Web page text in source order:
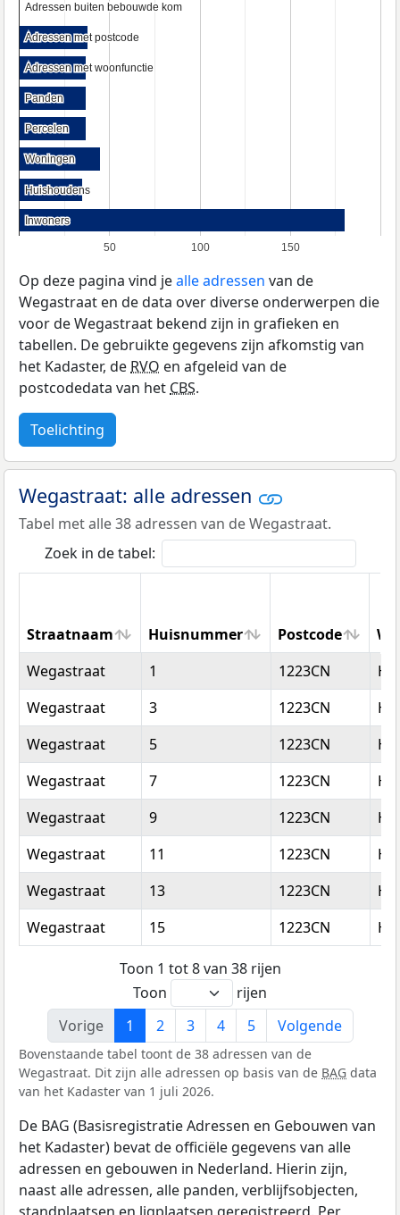
50 100 150
Adressen buiten bebouwde kom
Adressen buiten bebouwde kom
Adressen met postcode
Adressen met postcode
Adressen met woonfunctie
Adressen met woonfunctie
Panden
Panden
Percelen
Percelen
Woningen
Woningen
Huishoudens
Huishoudens
Inwoners
Inwoners
Op deze pagina vind jealle adressen van de
Wegastraat en de data over diverse onderwerpen die
voor de Wegastraat bekend zijn in grafieken en
tabellen. De gebruikte gegevens zijn afkomstig van
het Kadaster, deRVO en afgeleid van de
postcodedata van hetCBS.
Toelichting
Wegastraat: alle adressen
Tabel met alle 38 adressen van de Wegastraat.
Zoek in de tabel:
Straatnaam Huisnummer Postcode
Straatnaam
Huisnummer Postcode
Wegastraat 1 1223CN
Wegastraat
3 1223CN
Wegastraat
5 1223CN
Wegastraat
7 1223CN
Wegastraat
9 1223CN
Wegastraat
11 1223CN
Wegastraat
13 1223CN
Wegastraat
15 1223CN
Toon 1 tot 8 van 38 rijen
Toon
rijen
Vorige
1 2 3 4 5 Volgende
Bovenstaande tabel toont de 38 adressen van de
Wegastraat. Dit zijn alle adressen op basis van de BAG data
van het Kadaster van 1 juli 2026.
De BAG (Basisregistratie Adressen en Gebouwen van
het Kadaster) bevat de officiële gegevens van alle
adressen en gebouwen in Nederland. Hierin zijn,
naast alle adressen, alle panden, verblijfsobjecten,